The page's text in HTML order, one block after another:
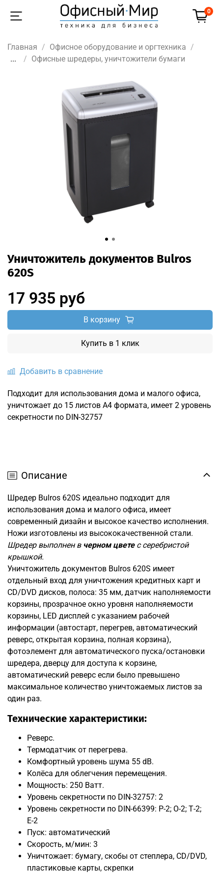
0
Главная
Офисное оборудование и оргтехника
...
Офисные шредеры, уничтожители бумаги
Уничтожитель документов Bulros
620S
Добавить в сравнение
17 935 руб
В корзину
Купить в 1 клик
Подходит для использования дома и малого офиса,
уничтожает до 15 листов А4 формата, имеет 2 уровень
секретности по DIN-32757
Описание
Шредер Bulros 620S идеально подходит для
использования дома и малого офиса, имеет
современный дизайн и высокое качество исполнения.
Ножи изготовлены из высококачественной стали.
Шредер выполнен в черном цветес серебристой
крышкой.
Уничтожитель документов Bulros 620S имеет
отдельный вход для уничтожения кредитных карт и
CD/DVD дисков, полоса: 35 мм, датчик наполняемости
корзины, прозрачное окно уровня наполняемости
корзины, LED дисплей с указанием рабочей
информации (автостарт, перегрев, автоматический
реверс, открытая корзина, полная корзина),
фотоэлемент для автоматического пуска/остановки
шредера, дверцу для доступа к корзине,
автоматический реверс если было превышено
максимальное количество уничтожаемых листов за
один раз.
Технические характеристики:
Реверс.
Термодатчик от перегрева.
Комфортный уровень шума 55 dB.
Колёса для облегчения перемещения.
Мощность: 250 Ватт.
Уровень секретности по DIN-32757: 2
Уровень секретности по DIN-66399: P-2; О-2; Т-2;
Е-2
Пуск: автоматический
Скорость, м/мин: 3
Уничтожает: бумагу, скобы от степлера, CD/DVD,
пластиковые карты, скрепки